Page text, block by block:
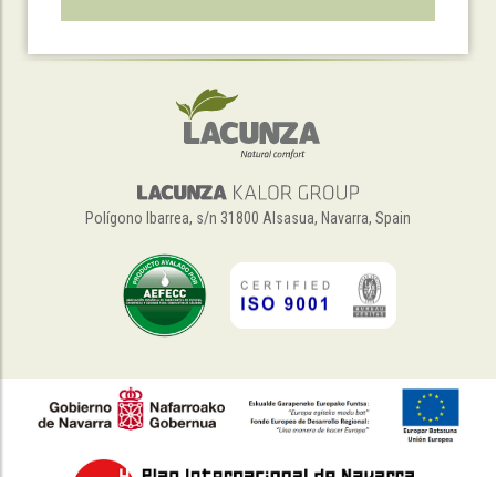
+34 948 563 511
Polígono Ibarrea, s/n 31800 Alsasua, Navarra, Spain